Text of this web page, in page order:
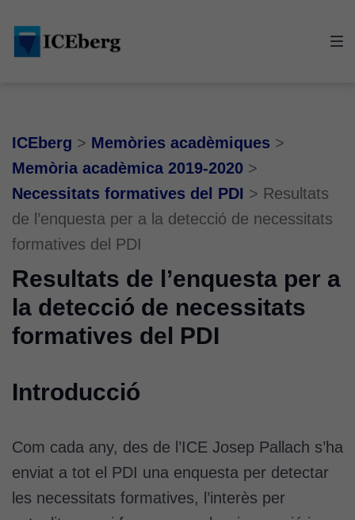
main
content
footer
ICEberg > Memòries acadèmiques >
Memòria acadèmica 2019-2020 >
Necessitats formatives del PDI > Resultats
de l’enquesta per a la detecció de necessitats
formatives del PDI
Resultats de l’enquesta per a
la detecció de necessitats
formatives del PDI
Introducció
Com cada any, des de l’ICE Josep Pallach s’ha
enviat a tot el PDI una enquesta per detectar
les necessitats formatives, l’interès per